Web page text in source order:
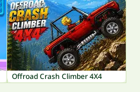
Offroad Crash Climber 4X4